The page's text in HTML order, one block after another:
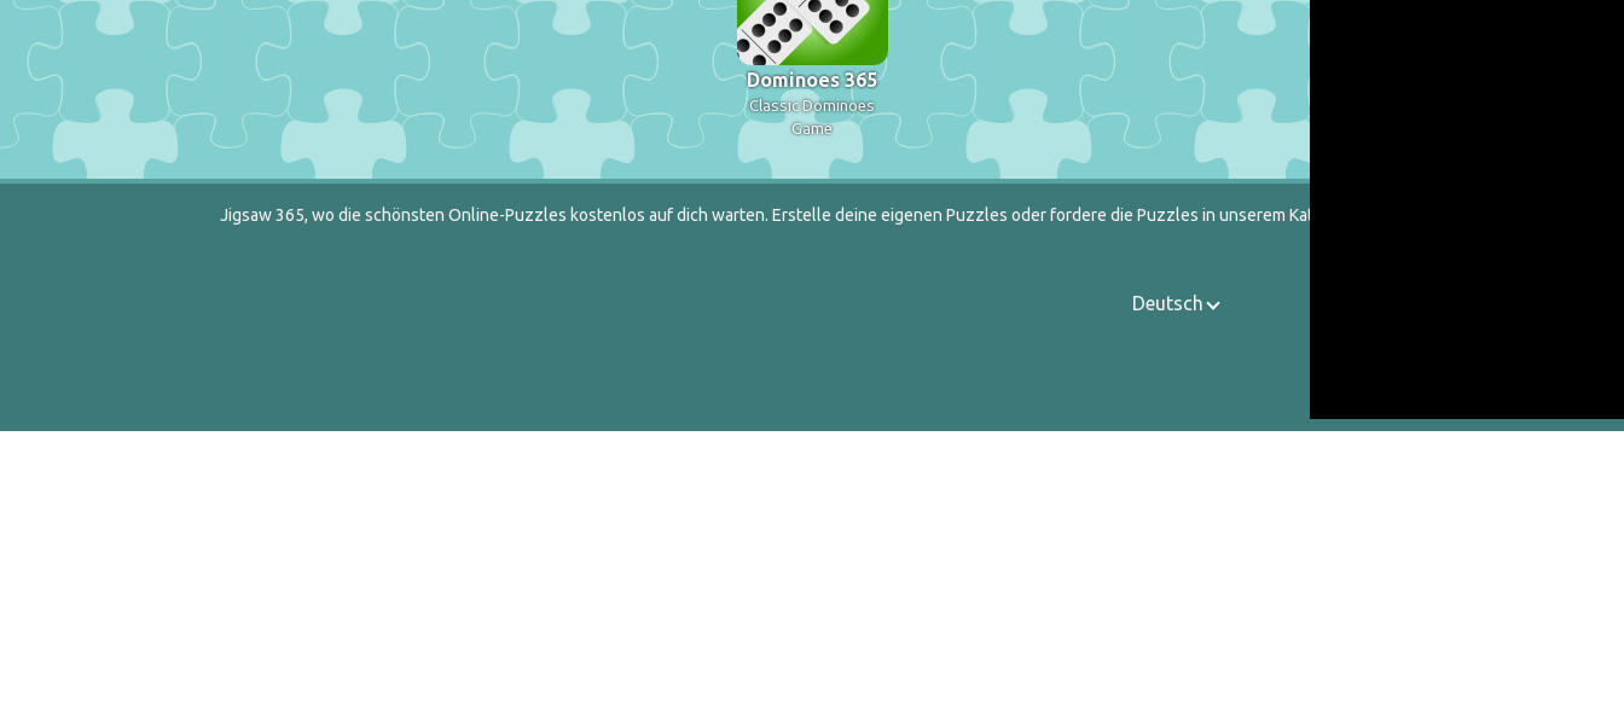
Dominoes 365
Classic Dominoes
Game
Jigsaw 365, wo die schönsten Online-Puzzles kostenlos auf dich warten. Erstelle deine eigenen Puzzles oder fordere die Puzzles in unserem Katalog heraus.
Deutsch